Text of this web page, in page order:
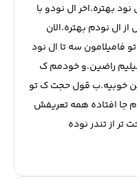
بهتره.اخر ال نودو با
ال نودم بهتره.الان
فامیلامون سه تا ال نود
راضین.و خودمم ک
خوبیه.ب قول حجت ک تو
جا افتاده همه تعریفش
تر از تندر نوده